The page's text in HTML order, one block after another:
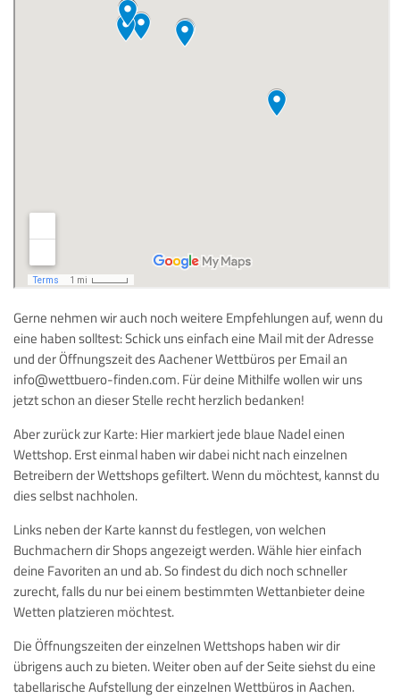
Gerne nehmen wir auch noch weitere Empfehlungen auf, wenn du
eine haben solltest: Schick uns einfach eine Mail mit der Adresse
und der Öffnungszeit des Aachener Wettbüros per Email an
info@wettbuero-finden.com. Für deine Mithilfe wollen wir uns
jetzt schon an dieser Stelle recht herzlich bedanken!
Aber zurück zur Karte: Hier markiert jede blaue Nadel einen
Wettshop. Erst einmal haben wir dabei nicht nach einzelnen
Betreibern der Wettshops gefiltert. Wenn du möchtest, kannst du
dies selbst nachholen.
Links neben der Karte kannst du festlegen, von welchen
Buchmachern dir Shops angezeigt werden. Wähle hier einfach
deine Favoriten an und ab. So findest du dich noch schneller
zurecht, falls du nur bei einem bestimmten Wettanbieter deine
Wetten platzieren möchtest.
Die Öffnungszeiten der einzelnen Wettshops haben wir dir
übrigens auch zu bieten. Weiter oben auf der Seite siehst du eine
tabellarische Aufstellung der einzelnen Wettbüros in Aachen.